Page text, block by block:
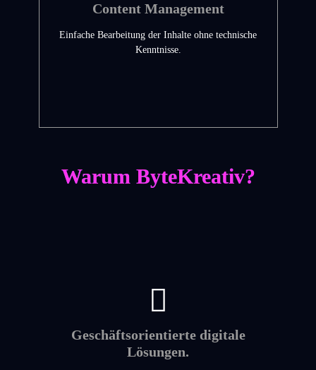
Content Management
Einfache Bearbeitung der Inhalte ohne technische
Kenntnisse.
Warum ByteKreativ?
Geschäftsorientierte digitale
Lösungen.